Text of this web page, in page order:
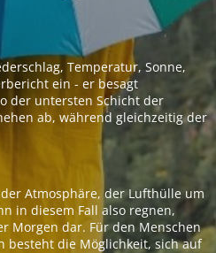
Temperatur, Sonne,
ein - er besagt
der untersten Schicht der
ab, während gleichzeitig der
Atmosphäre, der Lufthülle um
in diesem Fall also regnen,
Morgen dar. Für den Menschen
besteht die Möglichkeit, sich auf